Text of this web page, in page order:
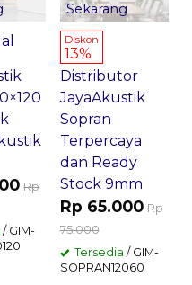
Rp
/ GIM-
Sekarang
Diskon
13%
Distributor
JayaAkustik
Sopran
Terpercaya
dan Ready
Stock 9mm
Rp 65.000 Rp
75.000
Tersedia / GIM-
SOPRAN12060